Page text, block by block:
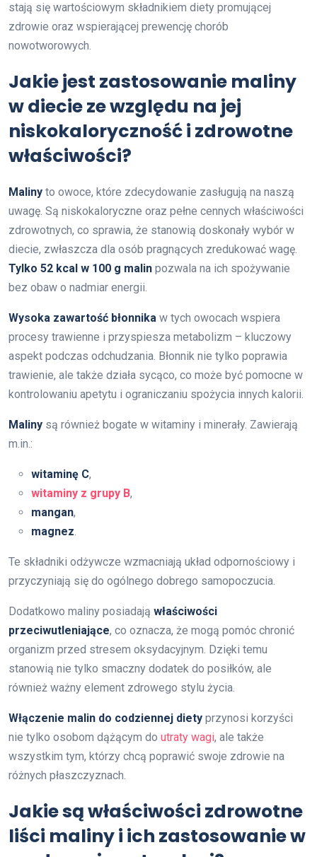
stają się wartościowym składnikiem diety promującej
zdrowie oraz wspierającej prewencję chorób
nowotworowych.
Jakie jest zastosowanie maliny
w diecie ze względu na jej
niskokaloryczność i zdrowotne
właściwości?
Maliny to owoce, które zdecydowanie zasługują na naszą
uwagę. Są niskokaloryczne oraz pełne cennych właściwości
zdrowotnych, co sprawia, że stanowią doskonały wybór w
diecie, zwłaszcza dla osób pragnących zredukować wagę.
Tylko 52 kcal w 100 g malin pozwala na ich spożywanie
bez obaw o nadmiar energii.
Wysoka zawartość błonnika w tych owocach wspiera
procesy trawienne i przyspiesza metabolizm – kluczowy
aspekt podczas odchudzania. Błonnik nie tylko poprawia
trawienie, ale także działa sycąco, co może być pomocne w
kontrolowaniu apetytu i ograniczaniu spożycia innych kalorii.
Maliny są również bogate w witaminy i minerały. Zawierają
m.in.:
witaminę C,
witaminy z grupy B,
mangan,
magnez.
Te składniki odżywcze wzmacniają układ odpornościowy i
przyczyniają się do ogólnego dobrego samopoczucia.
Dodatkowo maliny posiadają właściwości
przeciwutleniające, co oznacza, że mogą pomóc chronić
organizm przed stresem oksydacyjnym. Dzięki temu
stanowią nie tylko smaczny dodatek do posiłków, ale
również ważny element zdrowego stylu życia.
Włączenie malin do codziennej diety przynosi korzyści
nie tylko osobom dążącym do utraty wagi, ale także
wszystkim tym, którzy chcą poprawić swoje zdrowie na
różnych płaszczyznach.
Jakie są właściwości zdrowotne
liści maliny i ich zastosowanie w